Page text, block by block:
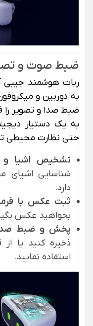
ضبط صوت و
به دوربین و
ضبط صدا و تصویر را
به یک دستیار
حتی نظارت محیطی
تشخیص اشیا و
شناسایی اشیای
دارد.
ثبت عکس با
بخواهید عکس
پخش و ضبط
ذخیره کنید یا
استفاده نمایید.